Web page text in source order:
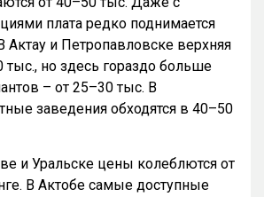
плата редко поднимается
и Петропавловске верхняя
тыс., но здесь гораздо больше
– от 25–30 тыс. В
заведения обходятся в 40–50
и Уральске цены колеблются от
В Актобе самые доступные